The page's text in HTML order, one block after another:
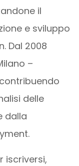
il
e sviluppo
Dal 2008
–
delle
dalla
iscriversi,